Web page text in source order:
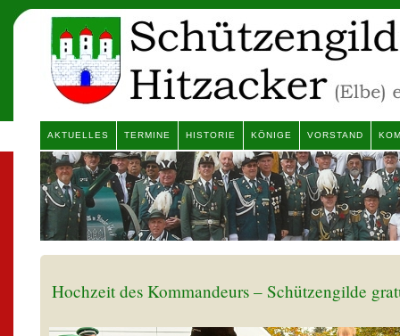
AKTUELLES TERMINE HISTORIE KÖNIGE VORSTAND
Hochzeit des Kommandeurs – Schützengilde